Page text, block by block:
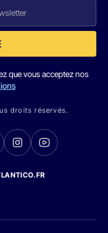
que vous acceptez nos
droits réservés.